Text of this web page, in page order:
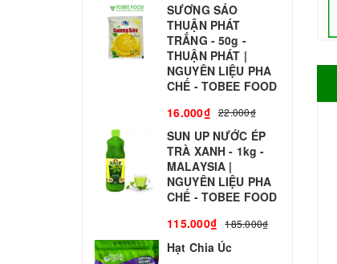
SƯƠNG SÁO
THUẬN PHÁT
TRẮNG - 50g -
THUẬN PHÁT |
NGUYÊN LIỆU PHA
CHẾ - TOBEE FOOD
16.000₫ 22.000₫
SUN UP NƯỚC ÉP
TRÀ XANH - 1kg -
MALAYSIA |
NGUYÊN LIỆU PHA
CHẾ - TOBEE FOOD
115.000₫
185.000₫
Hạt Chia Úc